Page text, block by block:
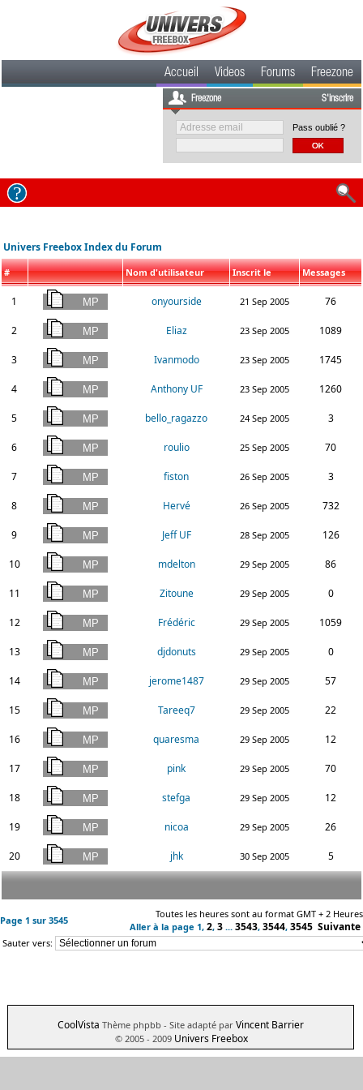
Accueil Videos Forums Freezone
Freezone S'inscrire
Pass oublié ?
Univers Freebox Index du Forum
# Nom d'utilisateur Inscrit le Messages
1 onyourside 21 Sep 2005 76
2 Eliaz 23 Sep 2005 1089
3 Ivanmodo 23 Sep 2005 1745
4 Anthony UF 23 Sep 2005 1260
5 bello_ragazzo 24 Sep 2005 3
6 roulio 25 Sep 2005 70
7 fiston 26 Sep 2005 3
8 Hervé 26 Sep 2005 732
9 Jeff UF 28 Sep 2005 126
10 mdelton 29 Sep 2005 86
11 Zitoune 29 Sep 2005 0
12 Frédéric 29 Sep 2005 1059
13 djdonuts 29 Sep 2005 0
14 jerome1487 29 Sep 2005 57
15 Tareeq7 29 Sep 2005 22
16 quaresma 29 Sep 2005 12
17 pink 29 Sep 2005 70
18 stefga 29 Sep 2005 12
19 nicoa 29 Sep 2005 26
20 jhk 30 Sep 2005 5
Page 1 sur 3545
Toutes les heures sont au format GMT + 2 Heures
Aller à la page 1, 2, 3 ... 3543, 3544, 3545 Suivante
Sauter vers:
CoolVista Thème phpbb - Site adapté par Vincent Barrier
© 2005 - 2009 Univers Freebox